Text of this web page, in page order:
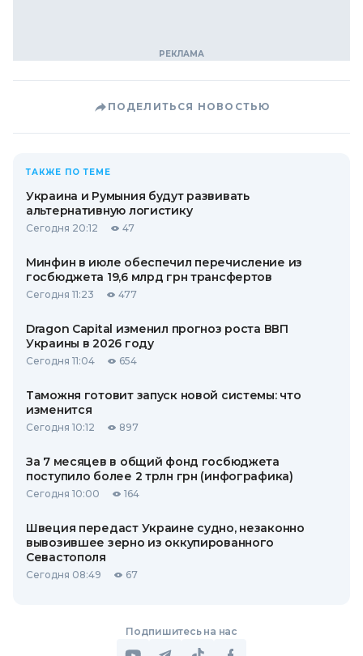
ПОДЕЛИТЬСЯ НОВОСТЬЮ
ТАКЖЕ ПО ТЕМЕ
Украина и Румыния будут развивать
альтернативную логистику
Сегодня 20:12 47
Минфин в июле обеспечил перечисление из
госбюджета 19,6 млрд грн трансфертов
Сегодня 11:23 477
Dragon Capital изменил прогноз роста ВВП
Украины в 2026 году
Сегодня 11:04 654
Таможня готовит запуск новой системы: что
изменится
Сегодня 10:12 897
За 7 месяцев в общий фонд госбюджета
поступило более 2 трлн грн (инфографика)
Сегодня 10:00 164
Швеция передаст Украине судно, незаконно
вывозившее зерно из оккупированного
Севастополя
Сегодня 08:49 67
Подпишитесь на нас